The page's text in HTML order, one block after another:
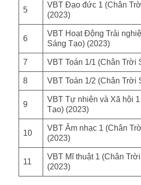
5
VBT Đạo đức 1 (Chân
(2023)
6
VBT Hoạt Động Trải
Sáng Tạo) (2023)
7 VBT Toán 1/1 (Chân Trời
8 VBT Toán 1/2 (Chân Trời
9
VBT Tự nhiên và Xã hội
Tạo) (2023)
10
VBT Âm nhạc 1 (Chân
(2023)
11
VBT Mĩ thuật 1 (Chân
(2023)